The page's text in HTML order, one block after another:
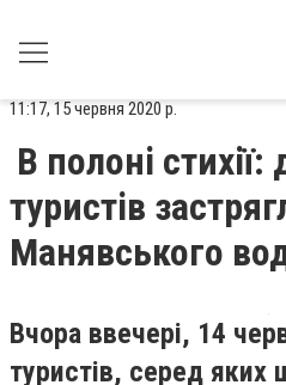
11:17, 15 червня 2020 р.
В полоні
туристів
Манявського
Вчора ввечері, 14
туристів, серед яких